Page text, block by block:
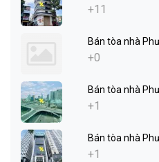
+11
Bán tòa nhà
+0
Bán tòa nhà
+1
Bán tòa nhà
+1